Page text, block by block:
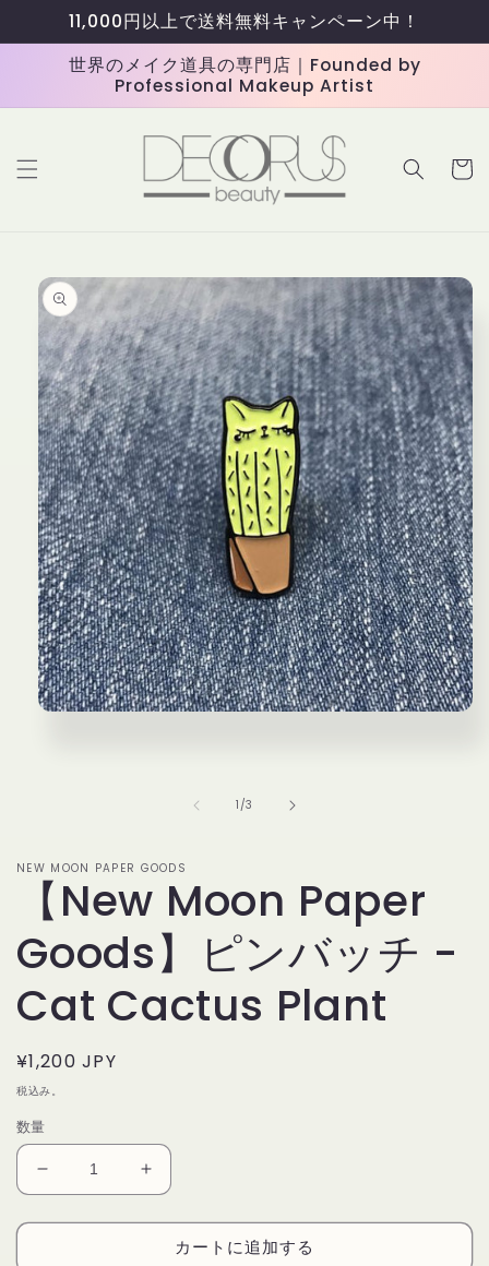
ンツに
進む
11,000円以上で送料無料キャンペーン中！
世界のメイク道具の専門店｜Founded by
Professional Makeup Artist
ー
商品情
報にス
キップ
ア
(1)
を
く
1 /の
3
NEW MOON PAPER GOODS
【New Moon Paper
Goods】ピンバッチ -
Cat Cactus Plant
通
常
格
¥1,200 JPY
税込み。
数量
【New
Paper
【New
Paper
Goods】
カートに追加する